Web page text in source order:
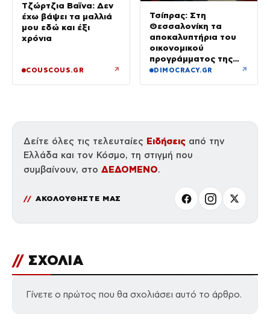
Τζώρτζια Βαϊνα: Δεν
έχω βάψει τα μαλλιά
μου εδώ και έξι
χρόνια
COUSCOUS.GR ↗
Τσίπρας: Στη
Θεσσαλονίκη τα
αποκαλυπτήρια του
οικονομικού
προγράμματος της
ΕΛ.Α.Σ.
DIMOCRACY.GR ↗
Δείτε όλες τις τελευταίες Ειδήσεις από την
Ελλάδα και τον Κόσμο, τη στιγμή που
συμβαίνουν, στο ΔΕΔΟΜΕΝΟ.
ΑΚΟΛΟΥΘΗΣΤΕ ΜΑΣ
// ΣΧΟΛΙΑ
Γίνετε ο πρώτος που θα σχολιάσει αυτό το άρθρο.